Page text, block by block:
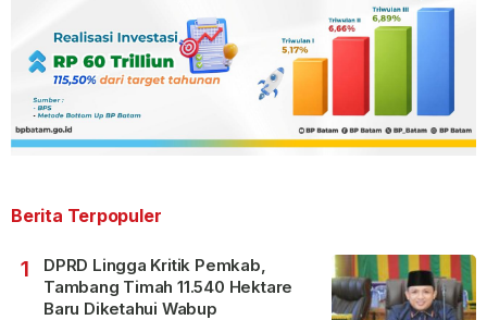
Berita Terpopuler
1
DPRD Lingga Kritik Pemkab,
Tambang Timah 11.540 Hektare
Baru Diketahui Wabup